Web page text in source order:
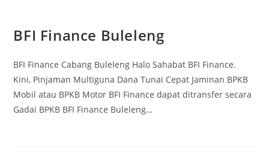
BFI Finance Buleleng
BFI Finance Cabang Buleleng Halo Sahabat BFI Finance.
Kini, Pinjaman Multiguna Dana Tunai Cepat Jaminan BPKB
Mobil atau BPKB Motor BFI Finance dapat ditransfer secara
Gadai BPKB BFI Finance Buleleng…